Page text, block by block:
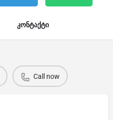
კონტაქტი
Call now